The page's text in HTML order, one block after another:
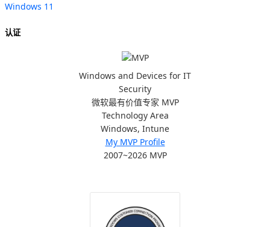
Windows 11
认证
Windows and Devices for IT
Security
微软最有价值专家 MVP
Technology Area
Windows, Intune
My MVP Profile
2007~2026 MVP